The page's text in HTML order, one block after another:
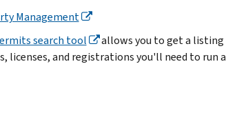
Management
search tool
allows you to get a listing
licenses, and registrations you'll need to run a